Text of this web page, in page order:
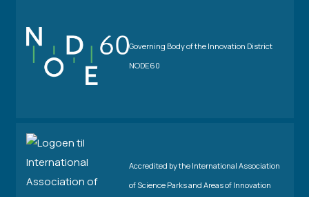
Governing Body of the Innovation District
NODE60
Accredited by the International Association
of Science Parks and Areas of Innovation